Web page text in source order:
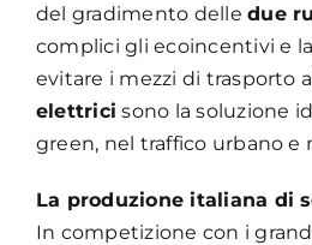
del gradimento delledue
complici gli ecoincentivi e
evitare i mezzi di trasporto
elettrici sono la soluzione
green, nel traffico urbano e
La produzione italiana di
In competizione con i